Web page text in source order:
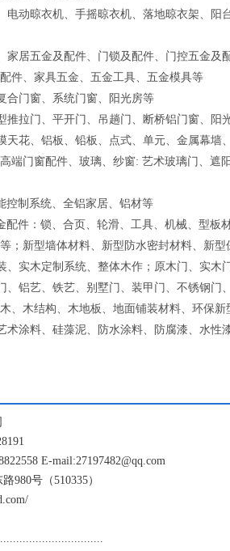
电动晾衣机、手摇晾衣机、落地晾衣架、阳
家居五金及配件、门锁及配件、门控五金及
件、家具五金、五金工具、五金模具等
合门窗、系统门窗、阳光房等
推拉门、平开门、吊趟门、断桥铝门窗、阳
天花、铝板、铅板、点式、单元、金属幕墙
端门窗配件、玻璃、纱窗: 艺术玻璃门、遮
控制系统、全铝家居、铝材等
配件：锁、合页、轮滑、工具、机械、型板
；新型墙体材料、新型防水密封材料、新
、实木定制系统、整体木作；原木门、实
、铝艺、铁艺、别墅门、装甲门、不锈钢门
、木结构、木地板、地面铺装材料、环保
术涂料、硅藻泥、防水涂料、防腐漆、水性
E-mail:27197482@qq.com
980号（510335）